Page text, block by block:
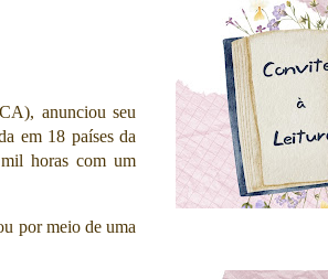
anunciou seu
em 18 países da
horas com um
por meio de uma